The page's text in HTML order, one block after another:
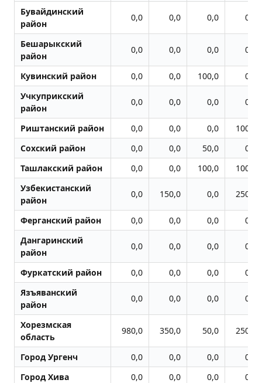
Бувайдинский
район
0,0 0,0 0,0 0,0
Бешарыкский
район
0,0 0,0 0,0 0,0
Кувинский район 0,0 0,0 100,0
0,0
Учкуприкский
район
0,0 0,0 0,0 0,0
Риштанский район 0,0 0,0 0,0
100,0
Сохский район
0,0 0,0 50,0
0,0
Ташлакский район
0,0 0,0 100,0
100,0
Узбекистанский
район
0,0 150,0 0,0 250,0
Ферганский район 0,0 0,0 0,0
0,0
Дангаринский
район
0,0 0,0 0,0 0,0
Фуркатский район 0,0 0,0 0,0
0,0
Язъяванский
район
0,0 0,0 0,0 0,0
Хорезмская
область
980,0 350,0 50,0 250,0
Город Ургенч 0,0 0,0 0,0
0,0
Город Хива
0,0 0,0 0,0
0,0